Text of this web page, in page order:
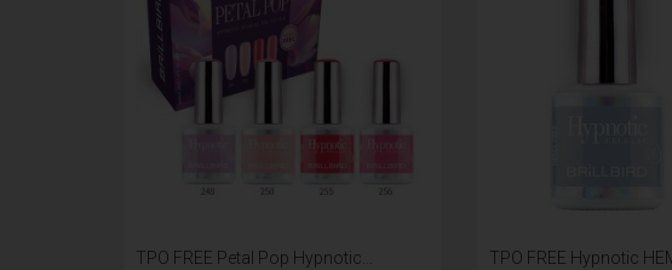
TPO FREE Petal Pop Hypnotic... TPO FREE Hypnotic